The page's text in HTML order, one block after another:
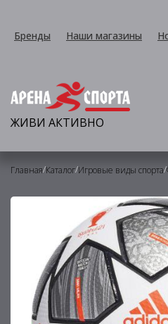
Бренды Наши магазины
ЖИВИ АКТИВНО
Главная/Каталог/Игровые виды спорта/